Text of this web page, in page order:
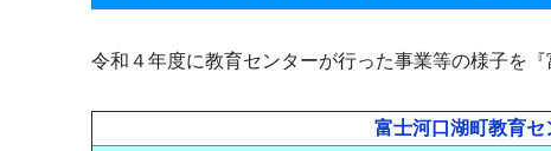
令和４年度に教育センターが行った事業等の様子を
富士河口湖町教育セ